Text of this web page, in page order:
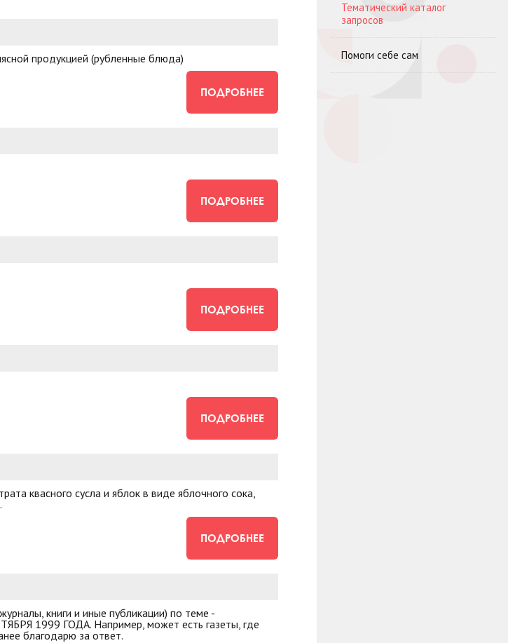
продукцией (рубленные блюда)
ПОДРОБНЕЕ
ПОДРОБНЕЕ
ПОДРОБНЕЕ
ПОДРОБНЕЕ
квасного сусла и яблок в виде яблочного сока,
ПОДРОБНЕЕ
книги и иные публикации) по теме -
1999 ГОДА. Например, может есть газеты, где
благодарю за ответ.
Тематический каталог
запросов
Помоги себе сам